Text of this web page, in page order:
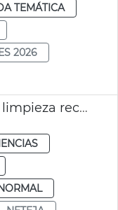
TEMÁTICA
2026
Inspecciones municipales limpieza recogida residuos Fallas València 2026